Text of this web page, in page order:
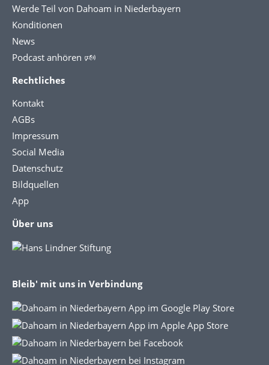
Werde Teil von Dahoam in Niederbayern
Konditionen
News
Podcast anhören 🕬
Rechtliches
Kontakt
AGBs
Impressum
Social Media
Datenschutz
Bildquellen
App
Über uns
Bleib' mit uns in Verbindung